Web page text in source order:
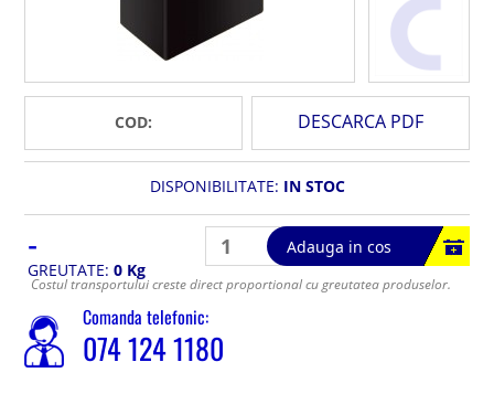
COD: DESCARCA PDF
DISPONIBILITATE: IN STOC
-
Adauga in cos
GREUTATE: 0 Kg
Costul transportului creste direct proportional cu greutatea produselor.
Comanda telefonic:
074 124 1180